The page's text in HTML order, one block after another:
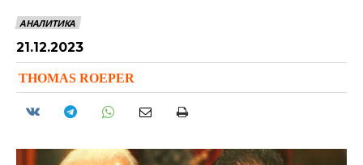
АНАЛИТИКА
21.12.2023
THOMAS ROEPER